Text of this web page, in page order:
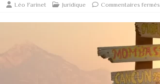
Léo Farinet Juridique Commentaires fermés